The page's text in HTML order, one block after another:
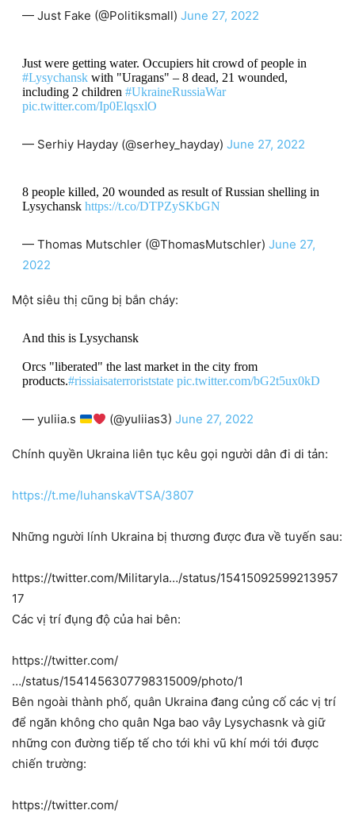
— Just Fake (@Politiksmall) June 27, 2022
Just were getting water. Occupiers hit crowd of people in
#Lysychanskwith "Uragans" – 8 dead, 21 wounded,
including 2 children #UkraineRussiaWar
pic.twitter.com/Ip0ElqsxlO
— Serhiy Hayday (@serhey_hayday) June 27, 2022
8 people killed, 20 wounded as result of Russian shelling in
Lysychansk https://t.co/DTPZySKbGN
— Thomas Mutschler (@ThomasMutschler) June 27,
2022
Một siêu thị cũng bị bắn cháy:
And this is Lysychansk
Orcs "liberated" the last market in the city from
products.#rissiaisaterroriststate pic.twitter.com/bG2t5ux0kD
— yuliia.s (@yuliias3) June 27, 2022
Chính quyền Ukraina liên tục kêu gọi người dân đi di tản:
https://t.me/luhanskaVTSA/3807
Những người lính Ukraina bị thương được đưa về tuyến sau:
https://twitter.com/Militaryla…/status/15415092599213957
17
Các vị trí đụng độ của hai bên:
https://twitter.com/
…/status/1541456307798315009/photo/1
Bên ngoài thành phố, quân Ukraina đang củng cố các vị trí
để ngăn không cho quân Nga bao vây Lysychasnk và giữ
những con đường tiếp tế cho tới khi vũ khí mới tới được
chiến trường:
https://twitter.com/